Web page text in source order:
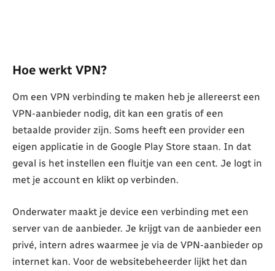
Hoe werkt VPN?
Om een VPN verbinding te maken heb je allereerst een
VPN-aanbieder nodig, dit kan een gratis of een
betaalde provider zijn. Soms heeft een provider een
eigen applicatie in de Google Play Store staan. In dat
geval is het instellen een fluitje van een cent. Je logt in
met je account en klikt op verbinden.
Onderwater maakt je device een verbinding met een
server van de aanbieder. Je krijgt van de aanbieder een
privé, intern adres waarmee je via de VPN-aanbieder op
internet kan. Voor de websitebeheerder lijkt het dan